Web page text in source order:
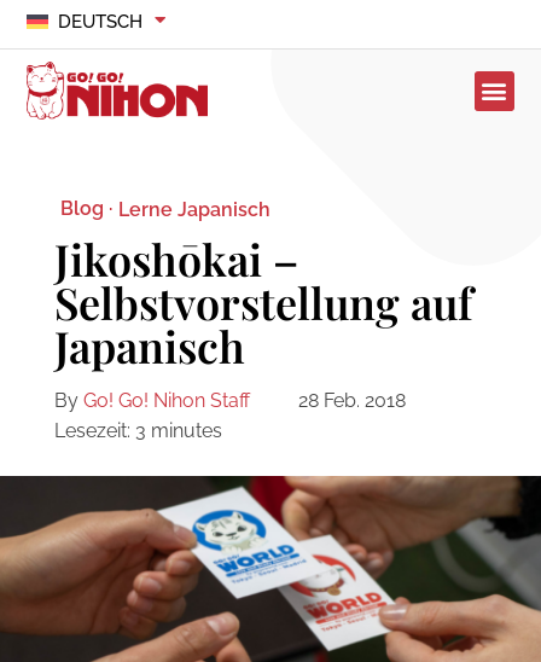
DEUTSCH
Blog · Lerne Japanisch
Jikoshōkai –
Selbstvorstellung auf
Japanisch
By Go! Go! Nihon Staff
28 Feb. 2018
Lesezeit: 3 minutes